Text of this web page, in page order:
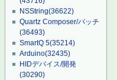
NSString(36622)
Quartz Composer/パッチ
(36493)
SmartQ 5(35214)
Arduino(32435)
HIDデバイス/開発
(30290)